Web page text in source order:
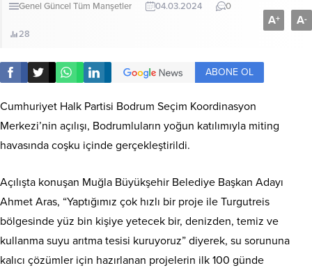
Genel Güncel Tüm Manşetler 04.03.2024 0
28
A+ A-
ABONE OL
Cumhuriyet Halk Partisi Bodrum Seçim Koordinasyon
Merkezi’nin açılışı, Bodrumluların yoğun katılımıyla miting
havasında coşku içinde gerçekleştirildi.
Açılışta konuşan Muğla Büyükşehir Belediye Başkan Adayı
Ahmet Aras, “Yaptığımız çok hızlı bir proje ile Turgutreis
bölgesinde yüz bin kişiye yetecek bir, denizden, temiz ve
kullanma suyu arıtma tesisi kuruyoruz” diyerek, su sorununa
kalıcı çözümler için hazırlanan projelerin ilk 100 günde